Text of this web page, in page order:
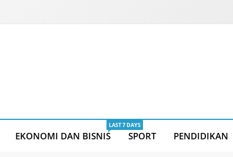
EKONOMI DAN BISNIS
LAST 7 DAYS
SPORT PENDIDIKAN